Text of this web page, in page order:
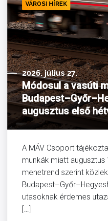
VÁROSI HÍREK
2026. július 27.
Módosul a vasúti
augusztus első
A MÁV Csoport
munkák miatt
menetrend szerint
utasoknak érdemes
[…]